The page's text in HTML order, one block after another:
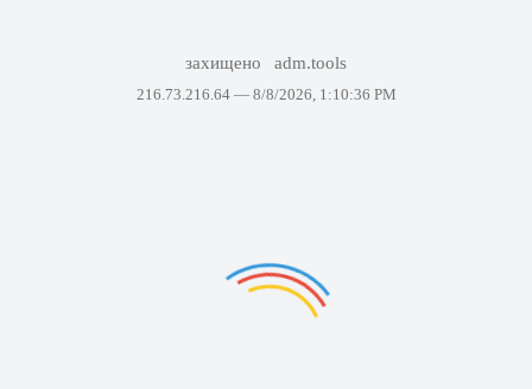
захищено adm.tools
216.73.216.64 — 8/8/2026, 1:10:36 PM